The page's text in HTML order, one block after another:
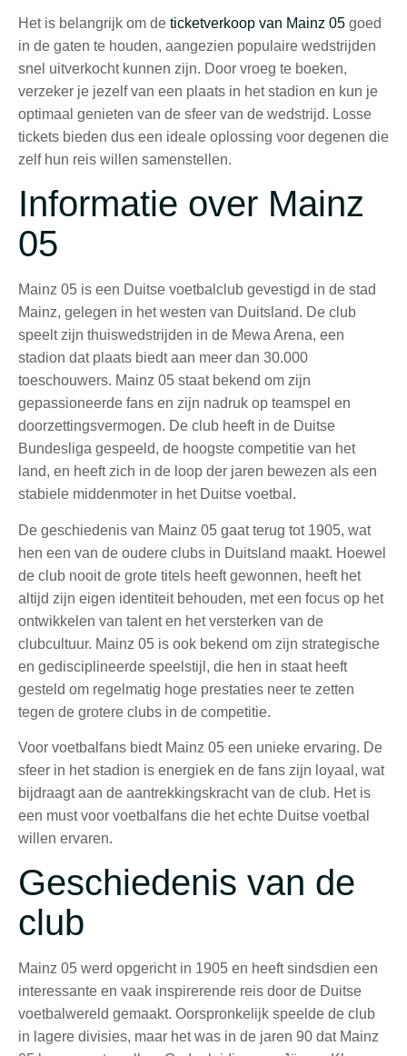
Het is belangrijk om de ticketverkoop van Mainz 05 goed
in de gaten te houden, aangezien populaire wedstrijden
snel uitverkocht kunnen zijn. Door vroeg te boeken,
verzeker je jezelf van een plaats in het stadion en kun je
optimaal genieten van de sfeer van de wedstrijd. Losse
tickets bieden dus een ideale oplossing voor degenen die
zelf hun reis willen samenstellen.
Informatie over Mainz
05
Mainz 05 is een Duitse voetbalclub gevestigd in de stad
Mainz, gelegen in het westen van Duitsland. De club
speelt zijn thuiswedstrijden in de Mewa Arena, een
stadion dat plaats biedt aan meer dan 30.000
toeschouwers. Mainz 05 staat bekend om zijn
gepassioneerde fans en zijn nadruk op teamspel en
doorzettingsvermogen. De club heeft in de Duitse
Bundesliga gespeeld, de hoogste competitie van het
land, en heeft zich in de loop der jaren bewezen als een
stabiele middenmoter in het Duitse voetbal.
De geschiedenis van Mainz 05 gaat terug tot 1905, wat
hen een van de oudere clubs in Duitsland maakt. Hoewel
de club nooit de grote titels heeft gewonnen, heeft het
altijd zijn eigen identiteit behouden, met een focus op het
ontwikkelen van talent en het versterken van de
clubcultuur. Mainz 05 is ook bekend om zijn strategische
en gedisciplineerde speelstijl, die hen in staat heeft
gesteld om regelmatig hoge prestaties neer te zetten
tegen de grotere clubs in de competitie.
Voor voetbalfans biedt Mainz 05 een unieke ervaring. De
sfeer in het stadion is energiek en de fans zijn loyaal, wat
bijdraagt aan de aantrekkingskracht van de club. Het is
een must voor voetbalfans die het echte Duitse voetbal
willen ervaren.
Geschiedenis van de
club
Mainz 05 werd opgericht in 1905 en heeft sindsdien een
interessante en vaak inspirerende reis door de Duitse
voetbalwereld gemaakt. Oorspronkelijk speelde de club
in lagere divisies, maar het was in de jaren 90 dat Mainz